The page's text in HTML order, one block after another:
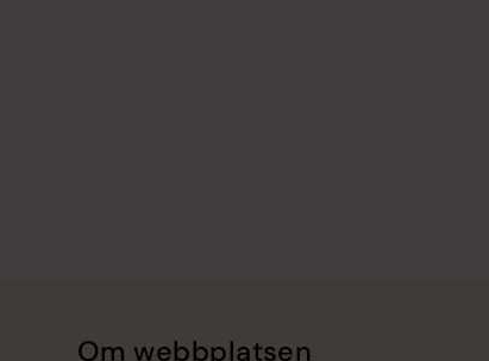
Om webbplatsen